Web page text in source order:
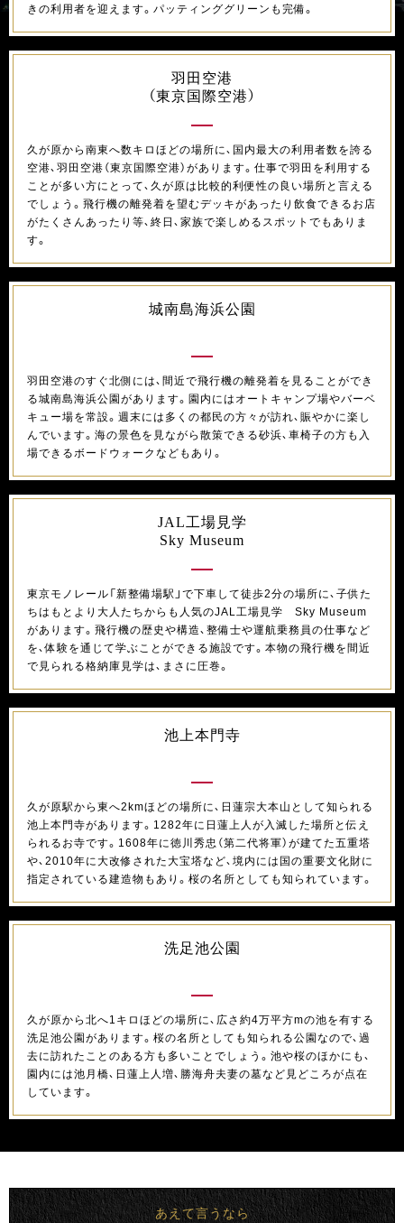
きの利用者を迎えます。パッティンググリーンも完備。
羽田空港
（東京国際空港）
久が原から南東へ数キロほどの場所に、国内最大の利用者数を誇る
空港、羽田空港（東京国際空港）があります。仕事で羽田を利用する
ことが多い方にとって、久が原は比較的利便性の良い場所と言える
でしょう。飛行機の離発着を望むデッキがあったり飲食できるお店
がたくさんあったり等、終日、家族で楽しめるスポットでもありま
す。
城南島海浜公園
羽田空港のすぐ北側には、間近で飛行機の離発着を見ることができ
る城南島海浜公園があります。園内にはオートキャンプ場やバーベ
キュー場を常設。週末には多くの都民の方々が訪れ、賑やかに楽し
んでいます。海の景色を見ながら散策できる砂浜、車椅子の方も入
場できるボードウォークなどもあり。
JAL工場見学
Sky Museum
東京モノレール「新整備場駅」で下車して徒歩2分の場所に、子供た
ちはもとより大人たちからも人気のJAL工場見学 Sky Museum
があります。飛行機の歴史や構造、整備士や運航乗務員の仕事など
を、体験を通じて学ぶことができる施設です。本物の飛行機を間近
で見られる格納庫見学は、まさに圧巻。
池上本門寺
久が原駅から東へ2kmほどの場所に、日蓮宗大本山として知られる
池上本門寺があります。1282年に日蓮上人が入滅した場所と伝え
られるお寺です。1608年に徳川秀忠（第二代将軍）が建てた五重塔
や、2010年に大改修された大宝塔など、境内には国の重要文化財に
指定されている建造物もあり。桜の名所としても知られています。
洗足池公園
久が原から北へ1キロほどの場所に、広さ約4万平方mの池を有する
洗足池公園があります。桜の名所としても知られる公園なので、過
去に訪れたことのある方も多いことでしょう。池や桜のほかにも、
園内には池月橋、日蓮上人増、勝海舟夫妻の墓など見どころが点在
しています。
あえて言うなら